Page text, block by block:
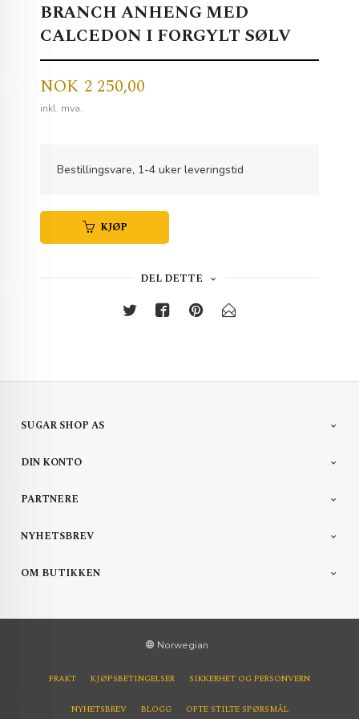
BRANCH ANHENG MED
CALCEDON I FORGYLT SØLV
Pris
NOK 2 250,00
inkl. mva.
Bestillingsvare, 1-4 uker leveringstid
KJØP
DEL DETTE
SUGAR SHOP AS
DIN KONTO
PARTNERE
NYHETSBREV
OM BUTIKKEN
Norwegian
FRAKT KJØPSBETINGELSER SIKKERHET OG PERSONVERN
NYHETSBREV BLOGG OFTE STILTE SPØRSMÅL